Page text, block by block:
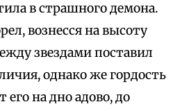
в страшного демона.
вознесся на высоту
звездами поставил
однако же гордость
его на дно адово, до